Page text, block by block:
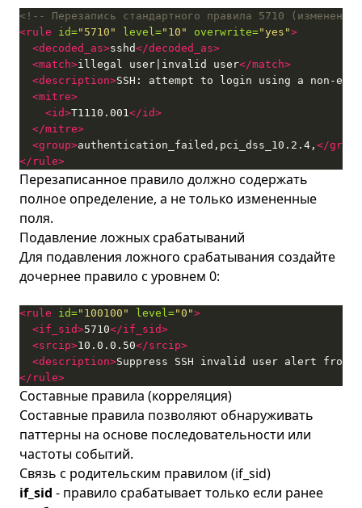
<!-- Перезапись стандартного правила 5710
<rule
id="5710" level="10" overwrite="yes">
<decoded_as>sshd</decoded_as>
<match>illegal user|invalid user</match>
<description>SSH: attempt to login using a non-
<mitre>
<id>T1110.001</id>
</mitre>
<group>authentication_failed,pci_dss_10.2.4, </
</rule>
Перезаписанное правило должно содержать
полное определение, а не только измененные
поля.
Подавление ложных срабатываний
Для подавления ложного срабатывания создайте
дочернее правило с уровнем 0:
<rule id="100100" level="0">
<if_sid>5710</if_sid>
<srcip>10.0.0.50</srcip>
<description>Suppress SSH invalid user alert from
</rule>
Составные правила (корреляция)
Составные правила позволяют обнаруживать
паттерны на основе последовательности или
частоты событий.
Связь с родительским правилом (if_sid)
if_sid - правило срабатывает только если ранее